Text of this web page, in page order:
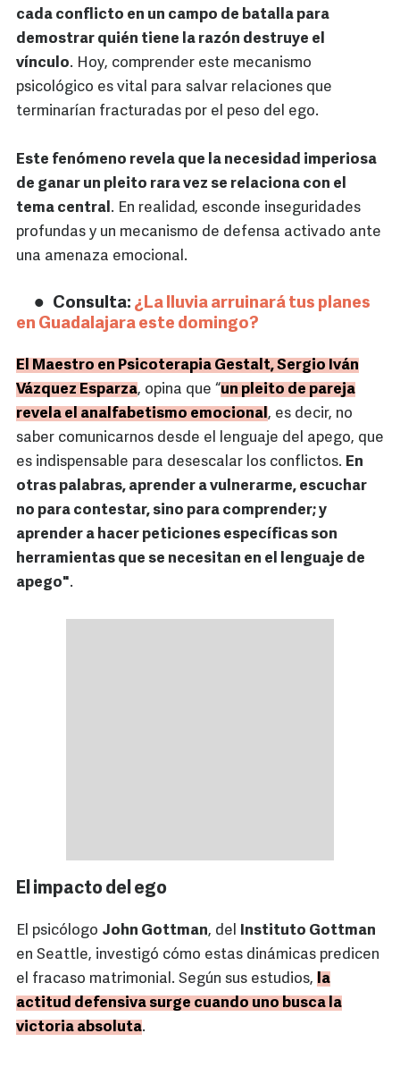
cada conflicto en un campo de batalla para
demostrar quién tiene la razón destruye el
vínculo. Hoy, comprender este mecanismo
psicológico es vital para salvar relaciones que
terminarían fracturadas por el peso del ego.
Este fenómeno revela que la necesidad imperiosa
de ganar un pleito rara vez se relaciona con el
tema central. En realidad, esconde inseguridades
profundas y un mecanismo de defensa activado ante
una amenaza emocional.
Consulta: ¿La lluvia arruinará tus planes
en Guadalajara este domingo?
El Maestro en Psicoterapia Gestalt, Sergio Iván
Vázquez Esparza, opina que “un pleito de pareja
revela el analfabetismo emocional, es decir, no
saber comunicarnos desde el lenguaje del apego, que
es indispensable para desescalar los conflictos. En
otras palabras, aprender a vulnerarme, escuchar
no para contestar, sino para comprender; y
aprender a hacer peticiones específicas son
herramientas que se necesitan en el lenguaje de
apego".
El impacto del ego
El psicólogo John Gottman, del Instituto Gottman
en Seattle, investigó cómo estas dinámicas predicen
el fracaso matrimonial. Según sus estudios, la
actitud defensiva surge cuando uno busca la
victoria absoluta.